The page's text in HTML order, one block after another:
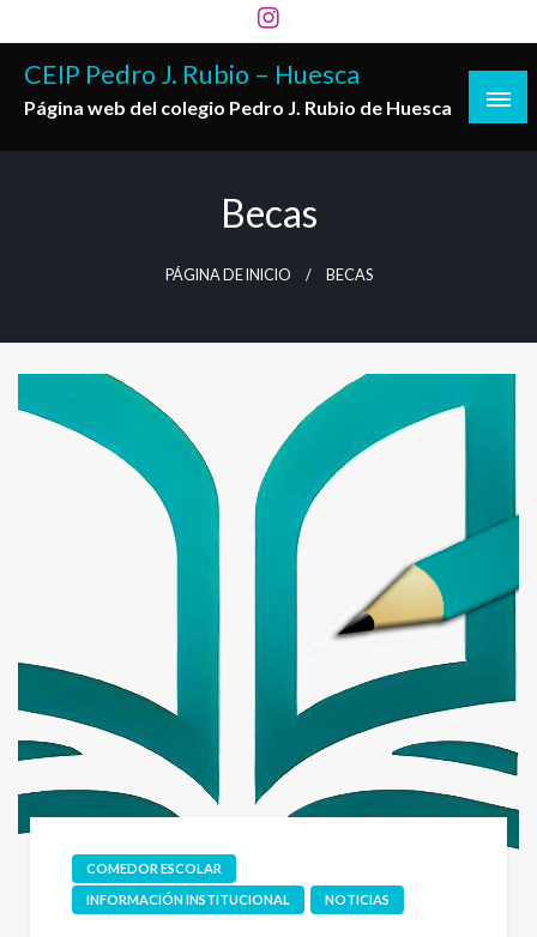
al
contenido
CEIP Pedro J. Rubio – Huesca
Página web del colegio Pedro J. Rubio de Huesca
Becas
PÁGINA DE INICIO BECAS
COMEDOR ESCOLAR
INFORMACIÓN INSTITUCIONAL
NOTICIAS